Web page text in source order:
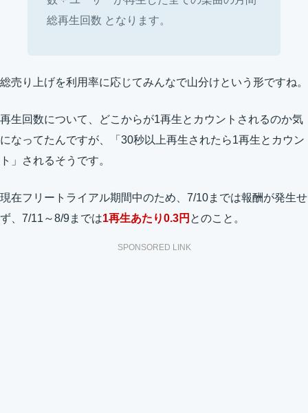
総再生回数 となります。
総売り上げを利用率に応じてみんなで山分けという形ですね。
再生回数について、どこからが1再生とカウントされるのか気
になってたんですが、「30秒以上再生されたら1再生とカウン
ト」されるそうです。
現在フリートライアル期間中のため、7/10までは報酬が発生せ
ず、7/11～8/9までは1再生あたり0.3円 とのこと。
SPONSORED LINK